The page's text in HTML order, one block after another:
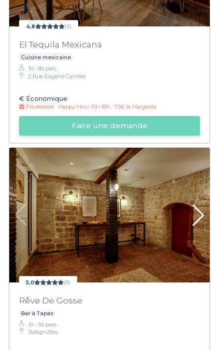
4,8 (5)
El Tequila Mexicana
Cuisine mexicaine
10 - 80 pers.
2 Rue Eugène Carrière
€ Économique
Privateaser : Happy Hour 15h-18h : 7,5€ la Margarita
Faire une demande
5,0 (8)
Rêve De Gosse
Bar à Tapas
10 - 50 pers.
Batignolles